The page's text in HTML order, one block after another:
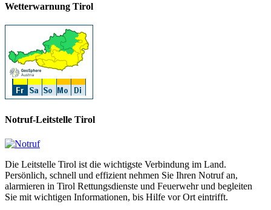
Wetterwarnung Tirol
Notruf-Leitstelle Tirol
Die Leitstelle Tirol ist die wichtigste Verbindung im Land.
Persönlich, schnell und effizient nehmen Sie Ihren Notruf an,
alarmieren in Tirol Rettungsdienste und Feuerwehr und begleiten
Sie mit wichtigen Informationen, bis Hilfe vor Ort eintrifft.